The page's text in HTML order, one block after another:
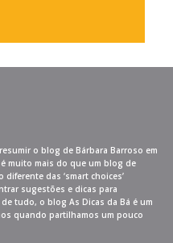
o blog de Bárbara Barroso em
muito mais do que um blog de
das ‘smart choices’
sugestões e dicas para
tudo, o blog As Dicas da Bá é um
quando partilhamos um pouco